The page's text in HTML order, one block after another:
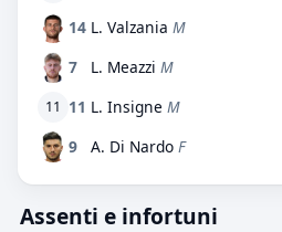
14 L. Valzania M
7
L. Meazzi M
11 11 L. Insigne M
9
A. Di Nardo F
Assenti e infortuni